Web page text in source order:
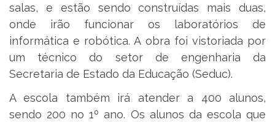
salas, e estão sendo construídas mais duas,
onde irão funcionar os laboratórios de
informática e robótica. A obra foi vistoriada por
um técnico do setor de engenharia da
Secretaria de Estado da Educação (Seduc).
A escola também irá atender a 400 alunos,
sendo 200 no 1º ano. Os alunos da escola que